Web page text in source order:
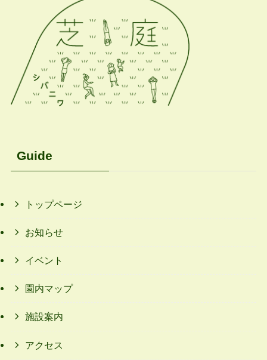
Guide
トップページ
お知らせ
イベント
園内マップ
施設案内
アクセス